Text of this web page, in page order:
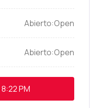
Open
Open
8:22 PM